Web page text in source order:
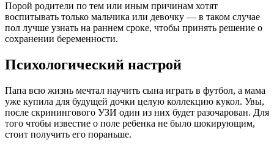
Порой родители по тем или иным причинам хотят
воспитывать только мальчика или девочку — в таком случае
пол лучше узнать на раннем сроке, чтобы принять решение о
сохранении беременности.
Психологический настрой
Папа всю жизнь мечтал научить сына играть в футбол, а мама
уже купила для будущей дочки целую коллекцию кукол. Увы,
после скринингового УЗИ один из них будет разочарован. Для
того чтобы известие о поле ребенка не было шокирующим,
стоит получить его пораньше.